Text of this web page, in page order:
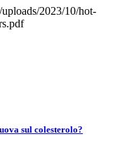
2023/10/hot-
sul colesterolo?